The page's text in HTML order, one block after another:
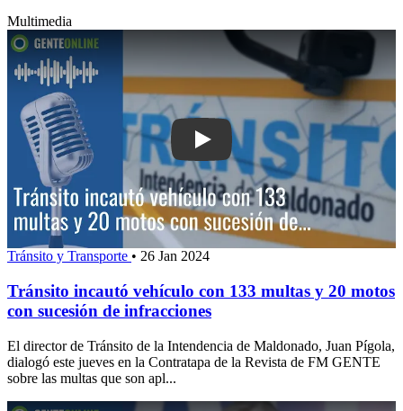
Multimedia
Play: Tránsito incautó vehículo con
Tránsito y Transporte • 26 Jan 2024
Tránsito incautó vehículo con 133 multas y 20 motos
con sucesión de infracciones
El director de Tránsito de la Intendencia de Maldonado, Juan Pígola,
dialogó este jueves en la Contratapa de la Revista de FM GENTE
sobre las multas que son apl...